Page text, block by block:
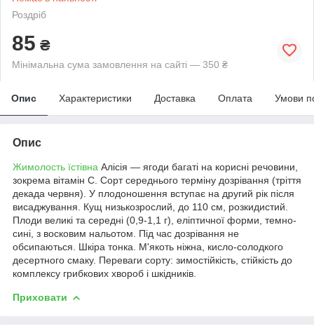
Роздріб
85 ₴
Мінімальна сума замовлення на сайті — 350 ₴
Опис Характеристики Доставка Оплата Умови
Опис
Жимолость їстівна Алісія — ягоди багаті на корисні речовини,
зокрема вітамін С. Сорт середнього терміну дозрівання (тріття
декада червня). У плодоношення вступає на другий рік після
висаджування. Кущ низькозрослий, до 110 см, розкидистий.
Плоди великі та середні (0,9-1,1 г), еліптичної форми, темно-
сині, з восковим нальотом. Під час дозрівання не
обсипаються. Шкіра тонка. М'якоть ніжна, кисло-солодкого
десертного смаку. Переваги сорту: зимостійкість, стійкість до
комплексу грибкових хвороб і шкідників.
Приховати